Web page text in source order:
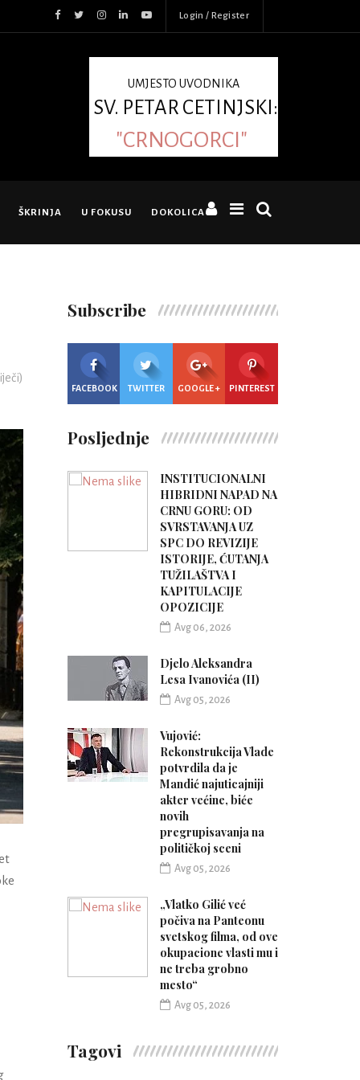
Login / Register
UMJESTO UVODNIKA
SV. PETAR CETINJSKI:
"CRNOGORCI"
ŠKRINJA U FOKUSU DOKOLICA
Subscribe
FACEBOOK TWITTER GOOGLE + PINTEREST
Posljednje
INSTITUCIONALNI
HIBRIDNI NAPAD NA
CRNU GORU: OD
SVRSTAVANJA UZ
SPC DO REVIZIJE
ISTORIJE, ĆUTANJA
TUŽILAŠTVA I
KAPITULACIJE
OPOZICIJE
Avg 06, 2026
Djelo Aleksandra
Lesa Ivanovića (II)
Avg 05, 2026
Vujović:
Rekonstrukcija Vlade
potvrdila da je
Mandić najuticajniji
akter većine, biće
novih
pregrupisavanja na
političkoj sceni
Avg 05, 2026
„Vlatko Gilić već
počiva na Panteonu
svetskog filma, od ove
okupacione vlasti mu i
ne treba grobno
mesto“
Avg 05, 2026
Tagovi